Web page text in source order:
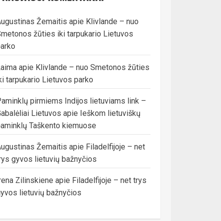
Žemaitis apie Klivlande – nuo
žūties iki tarpukario Lietuvos
apie Klivlande – nuo Smetonos žūties
tarpukario Lietuvos parko
pirmiems Indijos lietuviams link –
Lietuvos apie Ieškom lietuviškų
Taškento kiemuose
Žemaitis apie Filadelfijoje – net
gyvos lietuvių bažnyčios
Zilinskiene apie Filadelfijoje – net trys
lietuvių bažnyčios